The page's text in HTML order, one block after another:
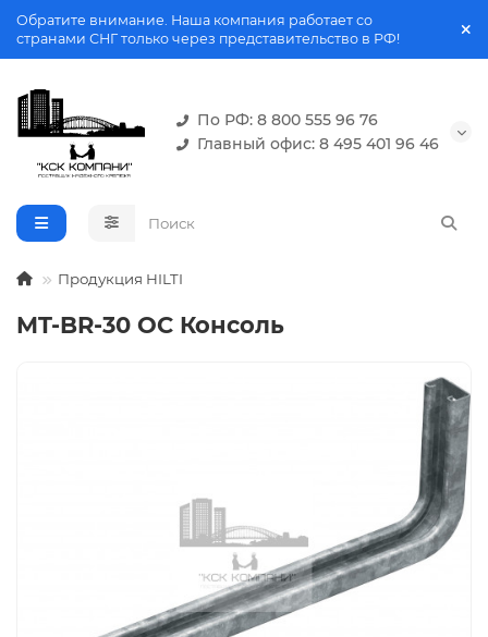
Обратите внимание. Наша компания работает со
странами СНГ только через представительство в РФ!
По РФ: 8 800 555 96 76
Главный офис: 8 495 401 96 46
Продукция HILTI
MT-BR-30 OC Консоль